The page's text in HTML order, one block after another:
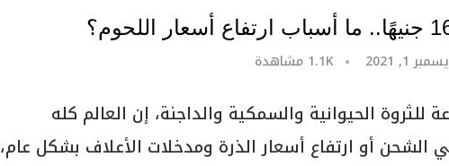
1, 2021
1.1K مشاهدة
للثروة الحيوانية والسمكية والداجنة، إن العالم كله
أو ارتفاع أسعار الذرة ومدخلات الأعلاف بشكل عام،